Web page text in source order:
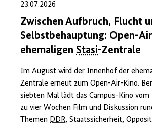
23.07.2026
Zwischen Aufbruch, Flucht
Selbstbehauptung: Open-
ehemaligen Stasi-Zentrale
Im August wird der Innenhof der
Zentrale erneut zum Open-Air-Kino.
siebten Mal lädt das Campus-Kino vom
zu vier Wochen Film und Diskussion
Themen DDR, Staatssicherheit,